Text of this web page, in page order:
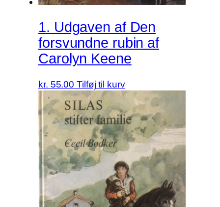
1. Udgaven af Den
forsvundne rubin af
Carolyn Keene
kr. 55.00 Tilføj til kurv